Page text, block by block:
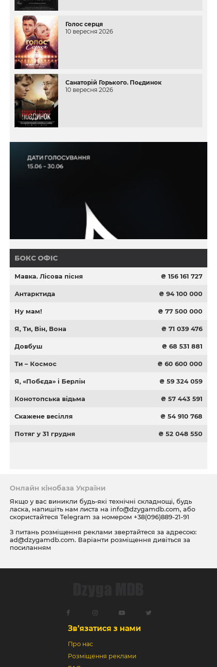
Голос серця
10 вересня 2026
Санаторій Горького. Поєдинок
10 вересня 2026
БОКС ОФІС
Мавка. Лісова пісня ₴ 156 161 727
Антарктида ₴ 94 100 000
Ну мам! ₴ 77 500 000
Я, Ти, Він, Вона ₴ 71 039 476
Довбуш ₴ 68 531 881
Ти – Космос ₴ 60 600 000
Я, «Побєда» і Берлін ₴ 59 324 059
Конотопська відьма ₴ 57 443 591
Скажене весілля ₴ 54 910 768
Потяг у 31 грудня ₴ 52 048 550
Онлайн кінобаза України
Якщо у вас виникли будь-які технічні складнощі, будь
ласка, напишіть нам листа на info@dzygamdb.com, або
скористайтеся Telegram за номером +38(096)889-21-91
З питань розміщення реклами звертайтеся за адресою:
ad@dzygamdb.com. Варіанти розміщення дивіться за
посиланням
Зв’язатися з нами
Про нас
Розміщення реклами